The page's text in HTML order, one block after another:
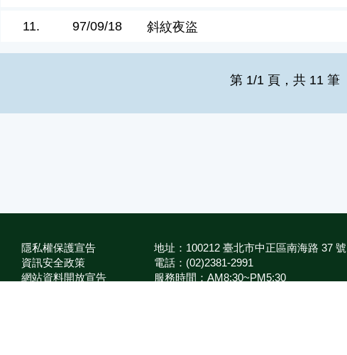
11. 97/09/18 斜紋夜盜
第 1/1 頁，共 11 筆
隱私權保護宣告
資訊安全政策
網站資料開放宣告
地址：100212 臺北市中正區南海路 37 號
電話：(02)2381-2991
服務時間：AM8:30~PM5:30